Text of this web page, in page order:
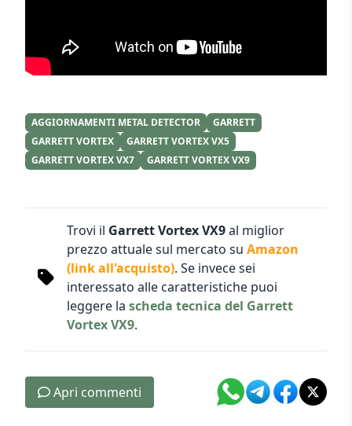
AGGIORNAMENTI METAL DETECTOR
GARRETT
GARRETT VORTEX
GARRETT VORTEX VX5
GARRETT VORTEX VX7
GARRETT VORTEX VX9
Trovi il Garrett Vortex VX9al miglior
prezzo attuale sul mercato su Amazon
(link all'acquisto). Se invece sei
interessato alle caratteristiche puoi
leggere la scheda tecnica del Garrett
Vortex VX9.
Apri commenti